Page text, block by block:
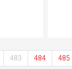
483 484 485